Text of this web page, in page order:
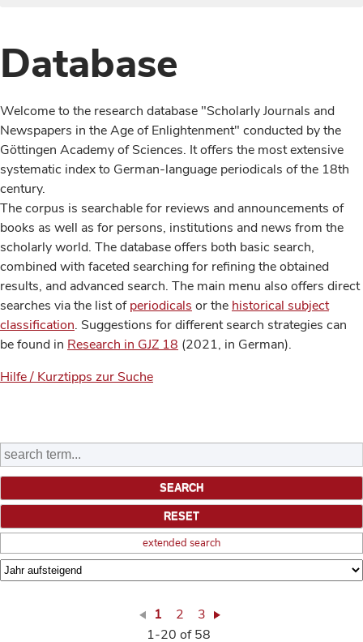
Database
Welcome to the research database "Scholarly Journals and
Newspapers in the Age of Enlightenment" conducted by the
Göttingen Academy of Sciences. It offers the most extensive
systematic index to German-language periodicals of the 18th
century.
The corpus is searchable for reviews and announcements of
books as well as for persons, institutions and news from the
scholarly world. The database offers both basic search,
combined with faceted searching for refining the obtained
results, and advanced search. The main menu also offers direct
searches via the list ofperiodicals or the historical subject
classification. Suggestions for different search strategies can
be found in Research in GJZ 18 (2021, in German).
Hilfe / Kurztipps zur Suche
extended search
1 2
3
1-20 of 58